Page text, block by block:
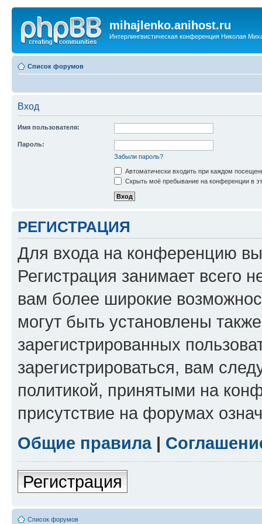
mihajlenko.anihost.ru
Интерлингвистическая конференция Николая
Список форумов
Вход
Имя пользователя:
Пароль:
Забыли пароль?
Автоматически входить при каждом
Скрыть моё пребывание на конференции в
РЕГИСТРАЦИЯ
Для входа на конференцию
Регистрация занимает всего
вам более широкие
могут быть установлены
зарегистрированных
зарегистрироваться, вам
политикой, принятыми на
присутствие на форумах
Общие правила|
Регистрация
Список форумов